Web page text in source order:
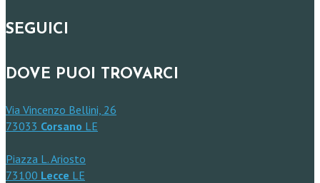
SEGUICI
DOVE PUOI TROVARCI
Via Vincenzo Bellini, 26
73033 Corsano LE
Piazza L. Ariosto
73100 Lecce LE